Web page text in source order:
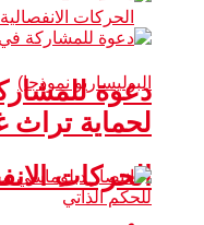
الحركات
دعوة
لحماية تراث